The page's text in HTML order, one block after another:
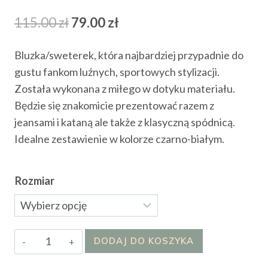
115.00złPierwotna
wynosiła:
115.00 zł.
79.00zł
wynosi:
79.00 zł.
Bluzka/sweterek, która najbardziej przypadnie do
gustu fankom luźnych, sportowych stylizacji.
Została wykonana z miłego w dotyku materiału.
Będzie się znakomicie prezentować razem z
jeansami i kataną ale także z klasyczną spódnicą.
Idealne zestawienie w kolorze czarno-białym.
Rozmiar
ilość
Bluzka/Sweterek
DODAJ DO KOSZYKA